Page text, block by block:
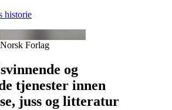
historie
Forlag
og
tjenester innen
juss og litteratur